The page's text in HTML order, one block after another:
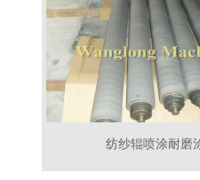
纺纱辊喷涂耐磨